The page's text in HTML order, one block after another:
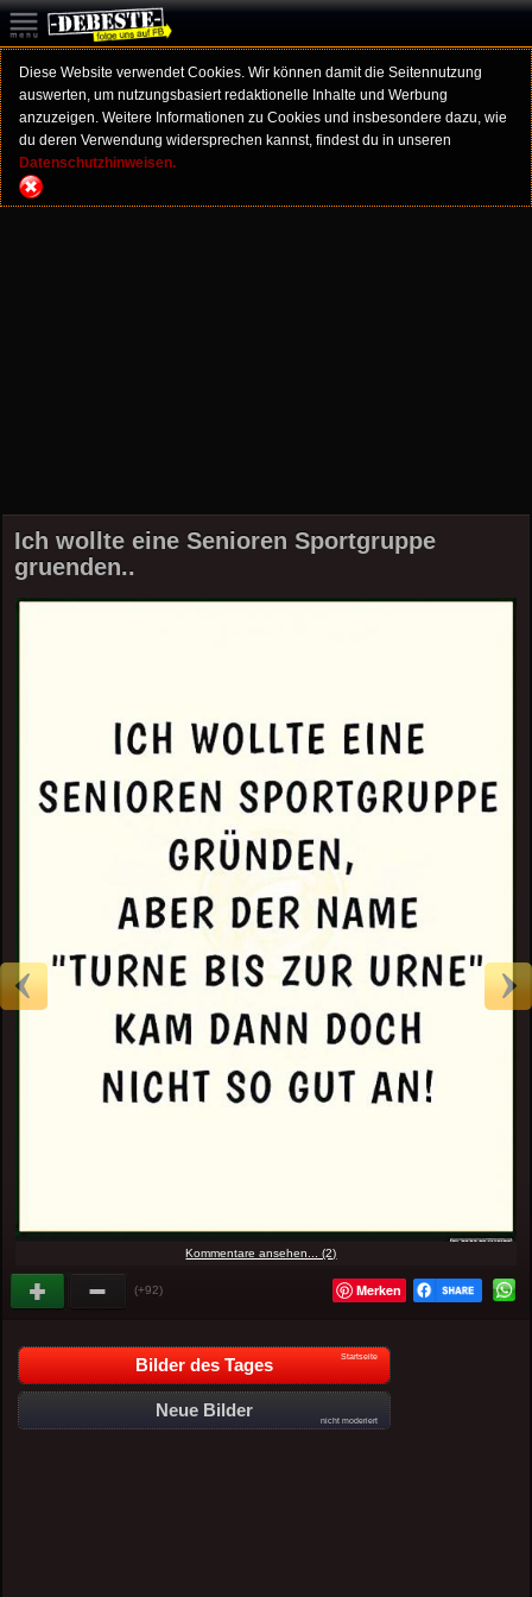
Diese Website verwendet Cookies. Wir können damit die Seitennutzung
auswerten, um nutzungsbasiert redaktionelle Inhalte und Werbung
anzuzeigen. Weitere Informationen zu Cookies und insbesondere dazu, wie
du deren Verwendung widersprechen kannst, findest du in unseren
Datenschutzhinweisen.
Ich wollte eine Senioren Sportgruppe
gruenden..
Kommentare ansehen... (2)
(+92) Merken
Bilder des Tages Startseite
Neue Bilder
nicht moderiert